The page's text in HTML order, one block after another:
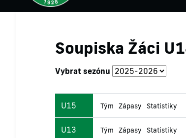
Soupiska Žáci
Vybrat sezónu
U15 Tým Zápasy Statistiky
U13 Tým Zápasy Statistiky